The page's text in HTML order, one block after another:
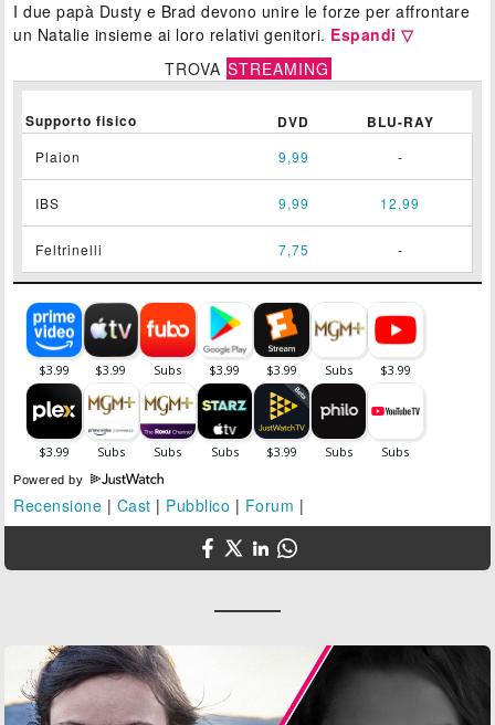
I due papà Dusty e Brad devono unire le forze per affrontare
un Natalie insieme ai loro relativi genitori. Espandi ▽
TROVA STREAMING
Supporto fisico DVD BLU-RAY
Plaion 9,99 -
IBS 9,99 12,99
Feltrinelli 7,75 -
Powered by
Recensione | Cast | Pubblico | Forum |